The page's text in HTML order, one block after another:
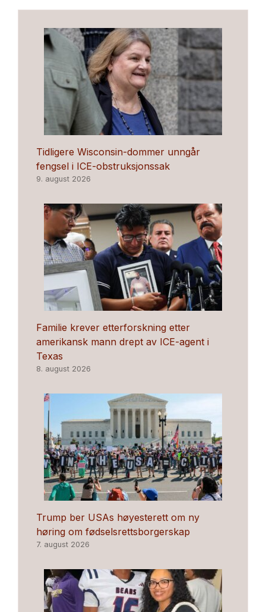
Tidligere Wisconsin-dommer unngår
fengsel i ICE-obstruksjonssak
9. august 2026
Familie krever etterforskning etter
amerikansk mann drept av ICE-agent i
Texas
8. august 2026
Trump ber USAs høyesterett om ny
høring om fødselsrettsborgerskap
7. august 2026